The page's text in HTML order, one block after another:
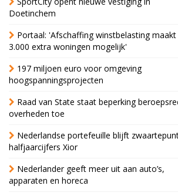
Doetinchem
Portaal: 'Afschaffing winstbelasting maakt
3.000 extra woningen mogelijk'
197 miljoen euro voor omgeving
hoogspanningsprojecten
Raad van State staat beperking
overheden toe
Nederlandse portefeuille blijft
halfjaarcijfers Xior
Nederlander geeft meer uit aan auto’s,
apparaten en horeca